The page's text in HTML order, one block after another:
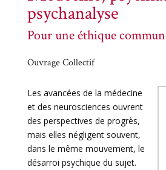
psychanalyse
Pour une éthique
Ouvrage Collectif
Les avancées de la médecine
et des neurosciences ouvrent
des perspectives de progrès,
mais elles négligent souvent,
dans le même mouvement, le
désarroi psychique du sujet.